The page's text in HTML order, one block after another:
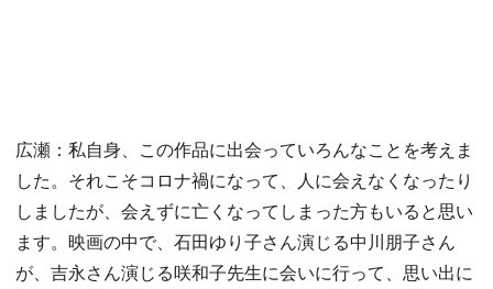
広瀬：私自身、この作品に出会っていろんなことを考えま
した。それこそコロナ禍になって、人に会えなくなったり
しましたが、会えずに亡くなってしまった方もいると思い
ます。映画の中で、石田ゆり子さん演じる中川朋子さん
が、吉永さん演じる咲和子先生に会いに行って、思い出に